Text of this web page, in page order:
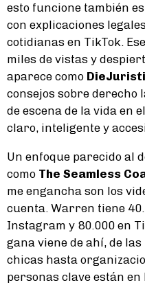
esto funcione también
con explicaciones
cotidianas en TikTok.
miles de vistas y
aparece como
consejos sobre
de escena de la vida en
claro, inteligente y
Un enfoque parecido al
como The Seamless
me engancha son los
cuenta. Warren tiene
Instagram y 80.000 en
gana viene de ahí, de
chicas hasta
personas clave están